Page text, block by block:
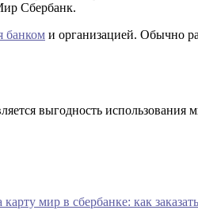
Сбербанк.
банком и организацией. Обычно
выгодность использования
мир в сбербанке: как